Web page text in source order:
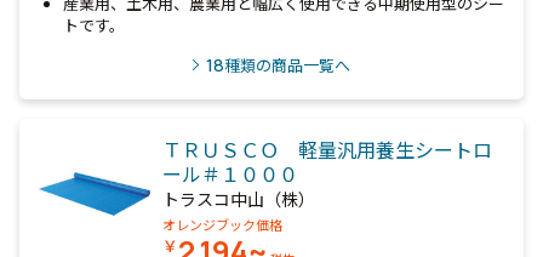
トです。
18種類の商品一覧へ
ＴＲＵＳＣＯ 軽量汎用養生シートロ
ール＃１０００
トラスコ中山（株）
オレンジブック価格
￥